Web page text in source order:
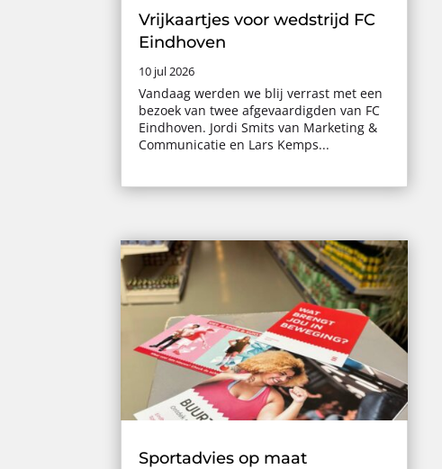
Vrijkaartjes voor wedstrijd FC
Eindhoven
10 jul 2026
Vandaag werden we blij verrast met een
bezoek van twee afgevaardigden van FC
Eindhoven. Jordi Smits van Marketing &
Communicatie en Lars Kemps...
Sportadvies op maat